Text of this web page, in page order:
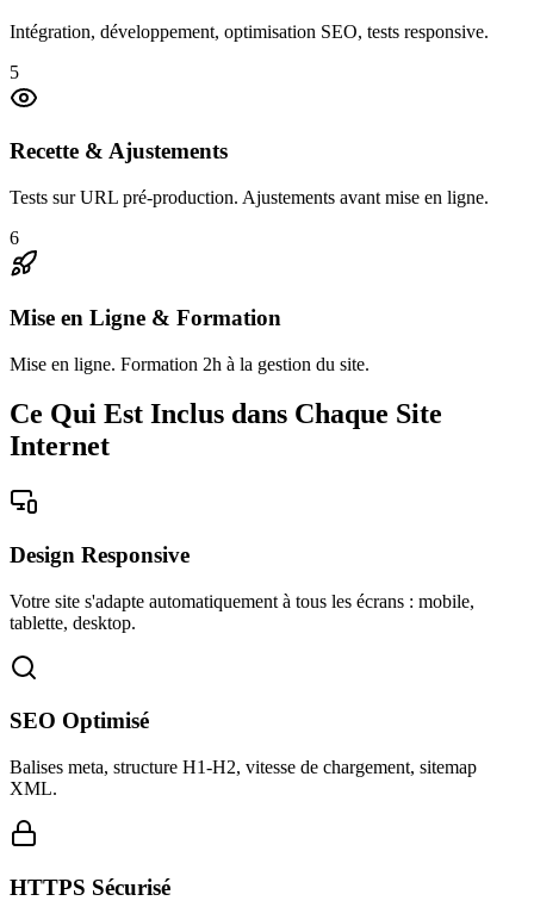
Intégration, développement, optimisation SEO, tests responsive.
5
Recette & Ajustements
Tests sur URL pré-production. Ajustements avant mise en ligne.
6
Mise en Ligne & Formation
Mise en ligne. Formation 2h à la gestion du site.
Ce Qui Est Inclus dans Chaque Site
Internet
Design Responsive
Votre site s'adapte automatiquement à tous les écrans : mobile,
tablette, desktop.
SEO Optimisé
Balises meta, structure H1-H2, vitesse de chargement, sitemap
XML.
HTTPS Sécurisé